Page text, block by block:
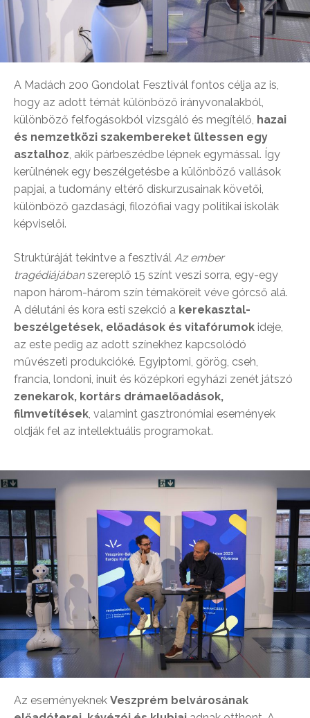
A Madách 200 Gondolat Fesztivál fontos célja az is,
hogy az adott témát különböző irányvonalakból,
különböző felfogásokból vizsgáló és megítélő, hazai
és nemzetközi szakembereket ültessen egy
asztalhoz, akik párbeszédbe lépnek egymással. Így
kerülnének egy beszélgetésbe a különböző vallások
papjai, a tudomány eltérő diskurzusainak követői,
különböző gazdasági, filozófiai vagy politikai iskolák
képviselői.
Struktúráját tekintve a fesztivál Az ember
tragédiájábanszereplő 15 színt veszi sorra, egy-egy
napon három-három szín témaköreit véve górcső alá.
A délutáni és kora esti szekció a kerekasztal-
beszélgetések, előadások és vitafórumok ideje,
az este pedig az adott színekhez kapcsolódó
művészeti produkcióké. Egyiptomi, görög, cseh,
francia, londoni, inuit és középkori egyházi zenét játszó
zenekarok, kortárs drámaelőadások,
filmvetítések, valamint gasztronómiai események
oldják fel az intellektuális programokat.
Az eseményeknek Veszprém belvárosának